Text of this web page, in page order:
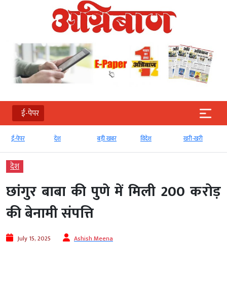
ई-पेपर
देश बड़ी खबर विदेश खरी-खरी मनोरंजन
देश
छांगुर बाबा की पुणे में मिली 200 करोड़
की बेनामी संपत्ति
July 15, 2025 Ashish Meena